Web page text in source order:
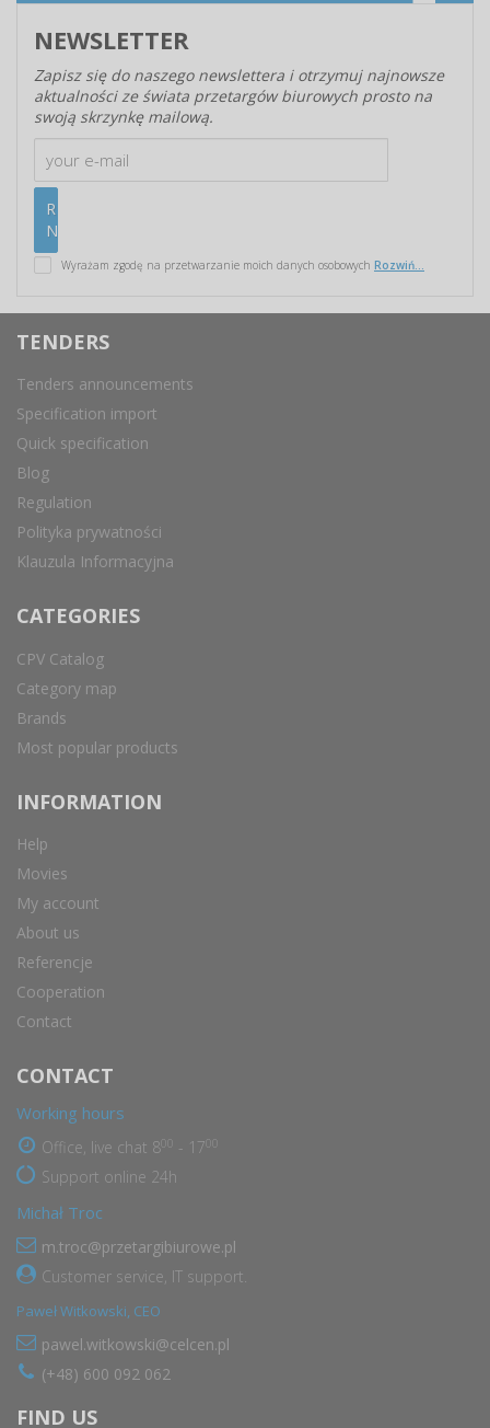
NEWSLETTER
Zapisz się do naszego newslettera i otrzymuj najnowsze
aktualności ze świata przetargów biurowych prosto na
swoją skrzynkę mailową.
Wyrażam zgodę na przetwarzanie moich danych osobowych Rozwiń...
TENDERS
Tenders announcements
Specification import
Quick specification
Blog
Regulation
Polityka prywatności
Klauzula Informacyjna
CATEGORIES
CPV Catalog
Category map
Brands
Most popular products
INFORMATION
Help
Movies
My account
About us
Referencje
Cooperation
Contact
CONTACT
Working hours
Office, live chat 8 - 17
Support online 24h
Michał Troc
m.troc@przetargibiurowe.pl
Customer service, IT support.
Paweł Witkowski, CEO
pawel.witkowski@celcen.pl
(+48) 600 092 062
FIND US